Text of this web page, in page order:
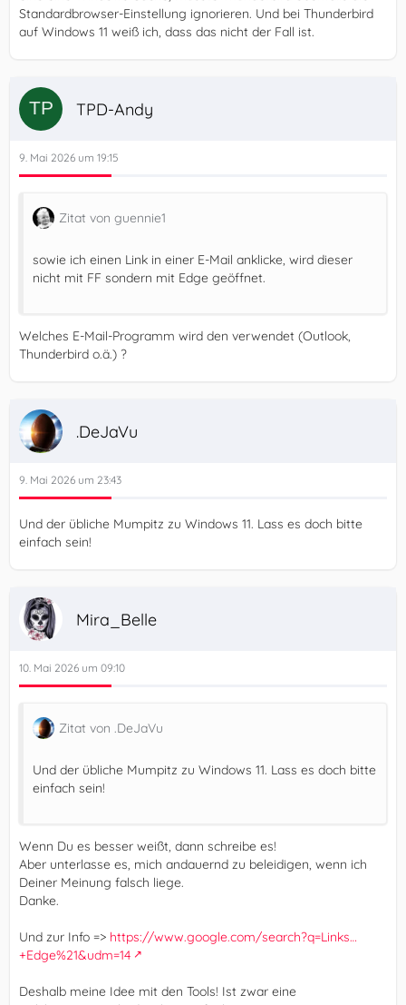
Standardbrowser-Einstellung ignorieren. Und bei Thunderbird
auf Windows 11 weiß ich, dass das nicht der Fall ist.
TPD-Andy
9. Mai 2026 um 19:15
Zitat von guennie1
sowie ich einen Link in einer E-Mail anklicke, wird dieser
nicht mit FF sondern mit Edge geöffnet.
Welches E-Mail-Programm wird den verwendet (Outlook,
Thunderbird o.ä.) ?
.DeJaVu
9. Mai 2026 um 23:43
Und der übliche Mumpitz zu Windows 11. Lass es doch bitte
einfach sein!
Mira_Belle
10. Mai 2026 um 09:10
Zitat von .DeJaVu
Und der übliche Mumpitz zu Windows 11. Lass es doch bitte
einfach sein!
Wenn Du es besser weißt, dann schreibe es!
Aber unterlasse es, mich andauernd zu beleidigen, wenn ich
Deiner Meinung falsch liege.
Danke.
Und zur Info => https://www.google.com/search?q=Links…
+Edge%21&udm=14
Deshalb meine Idee mit den Tools! Ist zwar eine